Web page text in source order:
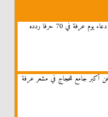
”لبيك اللهم لبيك”.. أفضل دعاء يوم عرفة في 70 حرفا ردده
معلومات عن أكبر جامع للحجاج في مشعر عرفة